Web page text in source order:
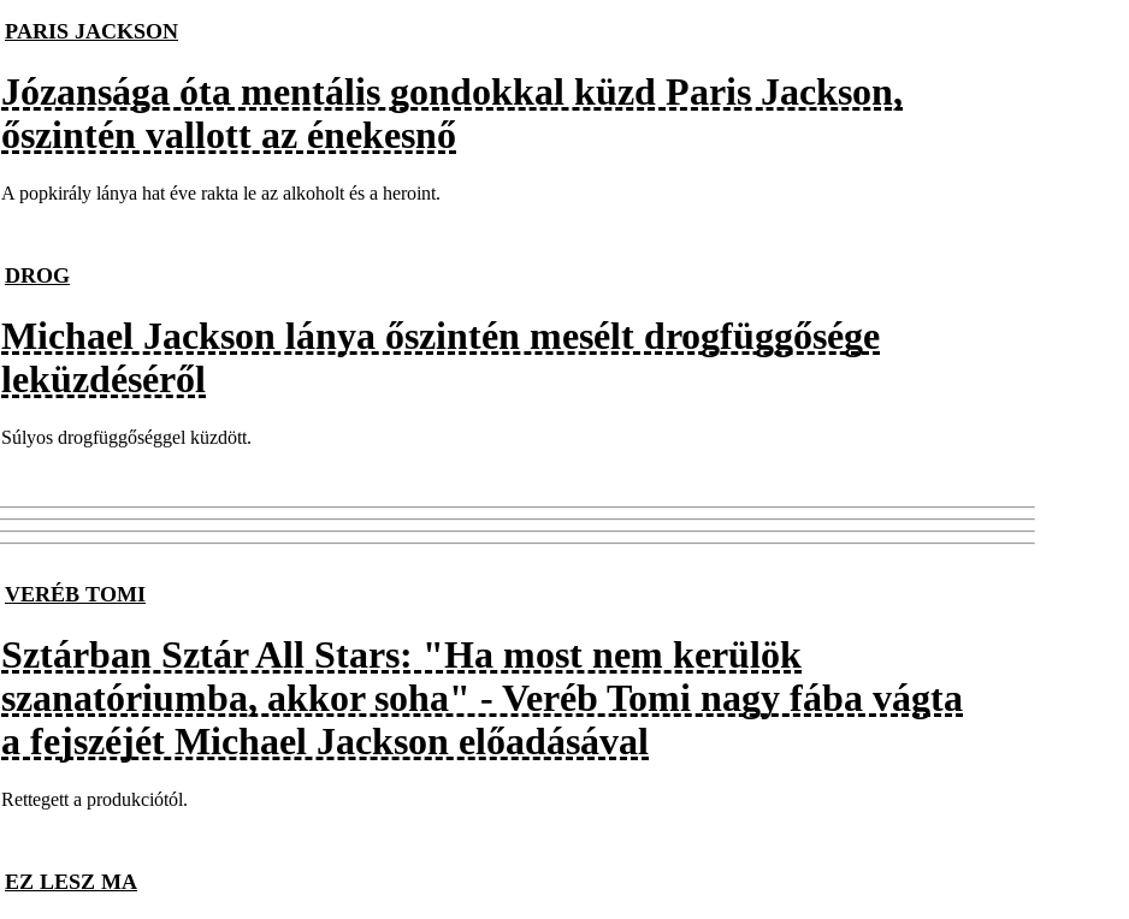
PARIS JACKSON
Józansága óta mentális gondokkal küzd Paris Jackson,
őszintén vallott az énekesnő
A popkirály lánya hat éve rakta le az alkoholt és a heroint.
DROG
Michael Jackson lánya őszintén mesélt drogfüggősége
leküzdéséről
Súlyos drogfüggőséggel küzdött.
VERÉB TOMI
Sztárban Sztár All Stars: "Ha most nem kerülök
szanatóriumba, akkor soha" - Veréb Tomi nagy fába vágta
a fejszéjét Michael Jackson előadásával
Rettegett a produkciótól.
EZ LESZ MA